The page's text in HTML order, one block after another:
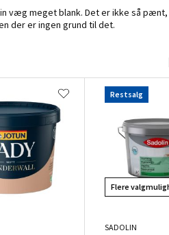
væg meget blank. Det er ikke så
der er ingen grund til det.
Restsalg
Flere
SADOLIN